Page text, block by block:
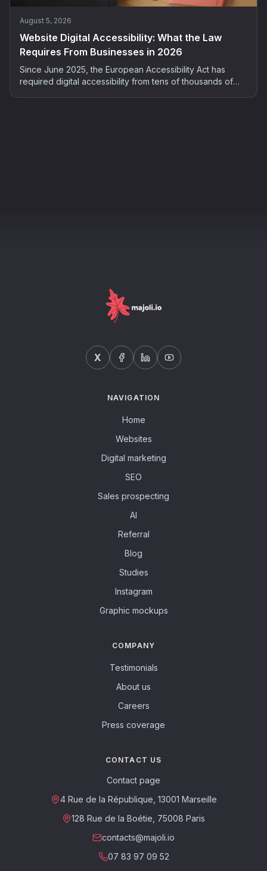
August 5, 2026
Website Digital Accessibility: What the Law
Requires From Businesses in 2026
Since June 2025, the European Accessibility Act has
required digital accessibility from tens of thousands of
X
NAVIGATION
Home
Websites
Digital marketing
SEO
Sales prospecting
AI
Referral
Blog
Studies
Instagram
Graphic mockups
COMPANY
Testimonials
About us
Careers
Press coverage
CONTACT US
Contact page
4 Rue de la République, 13001 Marseille
128 Rue de la Boétie, 75008 Paris
contacts@majoli.io
07 83 97 09 52